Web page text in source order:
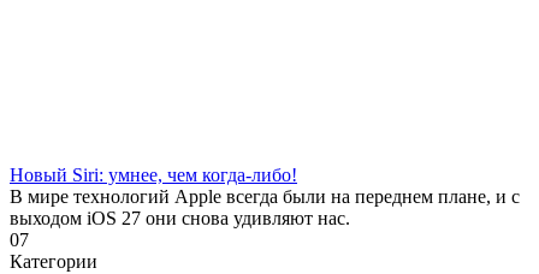
Новый Siri: умнее, чем когда-либо!
В мире технологий Apple всегда были на переднем плане, и с
выходом iOS 27 они снова удивляют нас.
07
Категории